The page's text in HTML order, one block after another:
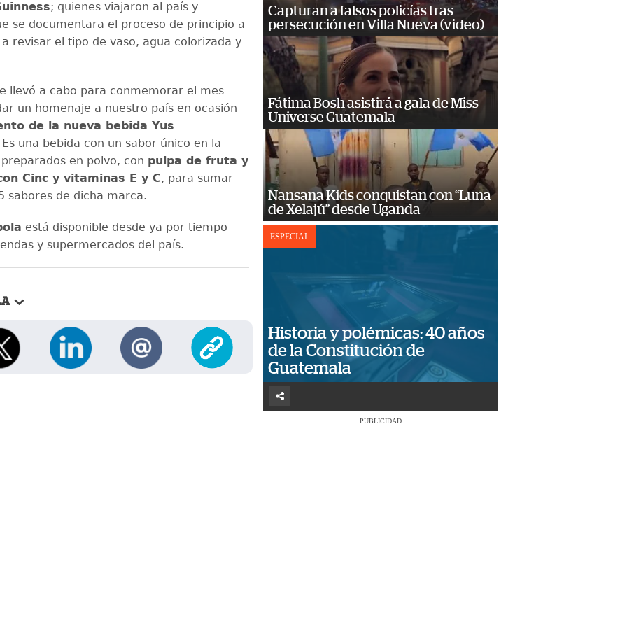
; quienes viajaron al país y
se documentara el proceso de principio a
revisar el tipo de vaso, agua colorizada y
llevó a cabo para conmemorar el mes
un homenaje a nuestro país en ocasión
de la nueva bebida Yus
una bebida con un sabor único en la
en polvo, con pulpa de fruta y
Cinc y vitaminas E y C, para sumar
sabores de dicha marca.
está disponible desde ya por tiempo
y supermercados del país.
Capturan a falsos policías tras
persecución en Villa Nueva (video)
Fátima Bosh asistirá a gala de Miss
Universe Guatemala
Nansana Kids conquistan con “Luna
de Xelajú” desde Uganda
ESPECIAL
Historia y polémicas: 40 años
de la Constitución de
Guatemala
PUBLICIDAD